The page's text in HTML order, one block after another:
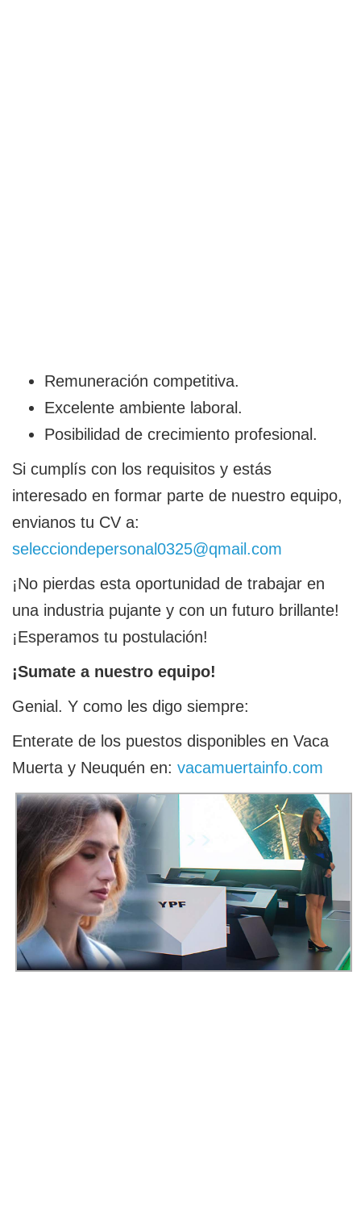
Remuneración competitiva.
Excelente ambiente laboral.
Posibilidad de crecimiento profesional.
Si cumplís con los requisitos y estás
interesado en formar parte de nuestro equipo,
envianos tu CV a:
selecciondepersonal0325@qmail.com
¡No pierdas esta oportunidad de trabajar en
una industria pujante y con un futuro brillante!
¡Esperamos tu postulación!
¡Sumate a nuestro equipo!
Genial. Y como les digo siempre:
Enterate de los puestos disponibles en Vaca
Muerta y Neuquén en: vacamuertainfo.com